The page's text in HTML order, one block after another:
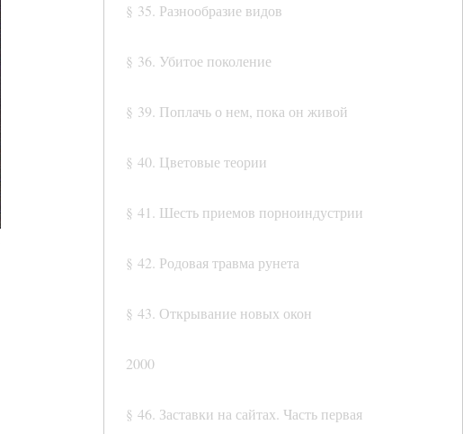
§ 35. Разнообразие видов
§ 36. Убитое поколение
§ 39. Поплачь о нем, пока он живой
§ 40. Цветовые теории
§ 41. Шесть приемов порноиндустрии
§ 42. Родовая травма рунета
§ 43. Открывание новых окон
2000
§ 46. Заставки на сайтах. Часть первая